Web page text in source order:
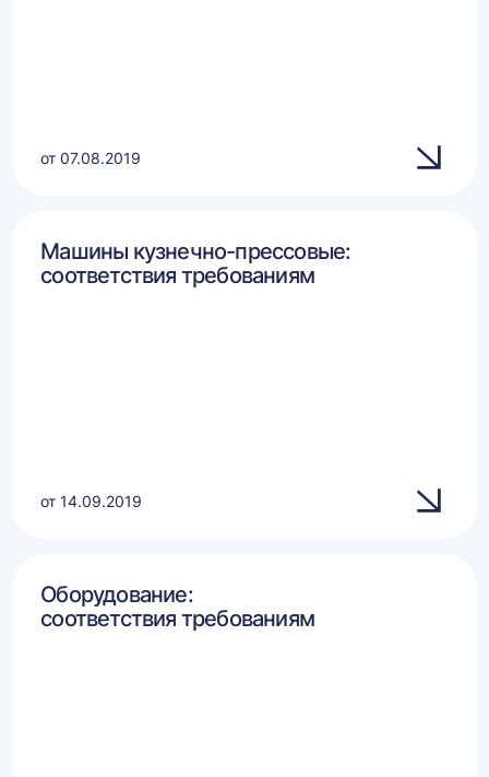
от 07.08.2019
Машины кузнечно-прессовые:
соответствия требованиям
от 14.09.2019
Оборудование:
соответствия требованиям